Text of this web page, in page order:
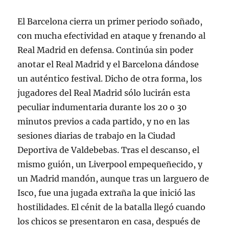
El Barcelona cierra un primer periodo soñado,
con mucha efectividad en ataque y frenando al
Real Madrid en defensa. Continúa sin poder
anotar el Real Madrid y el Barcelona dándose
un auténtico festival. Dicho de otra forma, los
jugadores del Real Madrid sólo lucirán esta
peculiar indumentaria durante los 20 o 30
minutos previos a cada partido, y no en las
sesiones diarias de trabajo en la Ciudad
Deportiva de Valdebebas. Tras el descanso, el
mismo guión, un Liverpool empequeñecido, y
un Madrid mandón, aunque tras un larguero de
Isco, fue una jugada extraña la que inició las
hostilidades. El cénit de la batalla llegó cuando
los chicos se presentaron en casa, después de